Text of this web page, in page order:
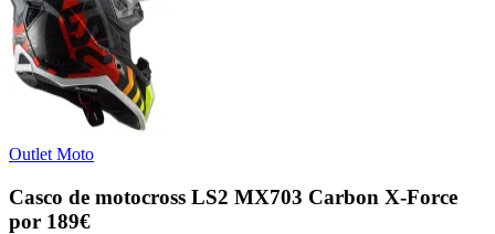
Outlet Moto
Casco de motocross LS2 MX703 Carbon X-Force
por 189€